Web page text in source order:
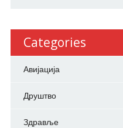
Categories
Авијација
Друштво
Здравље